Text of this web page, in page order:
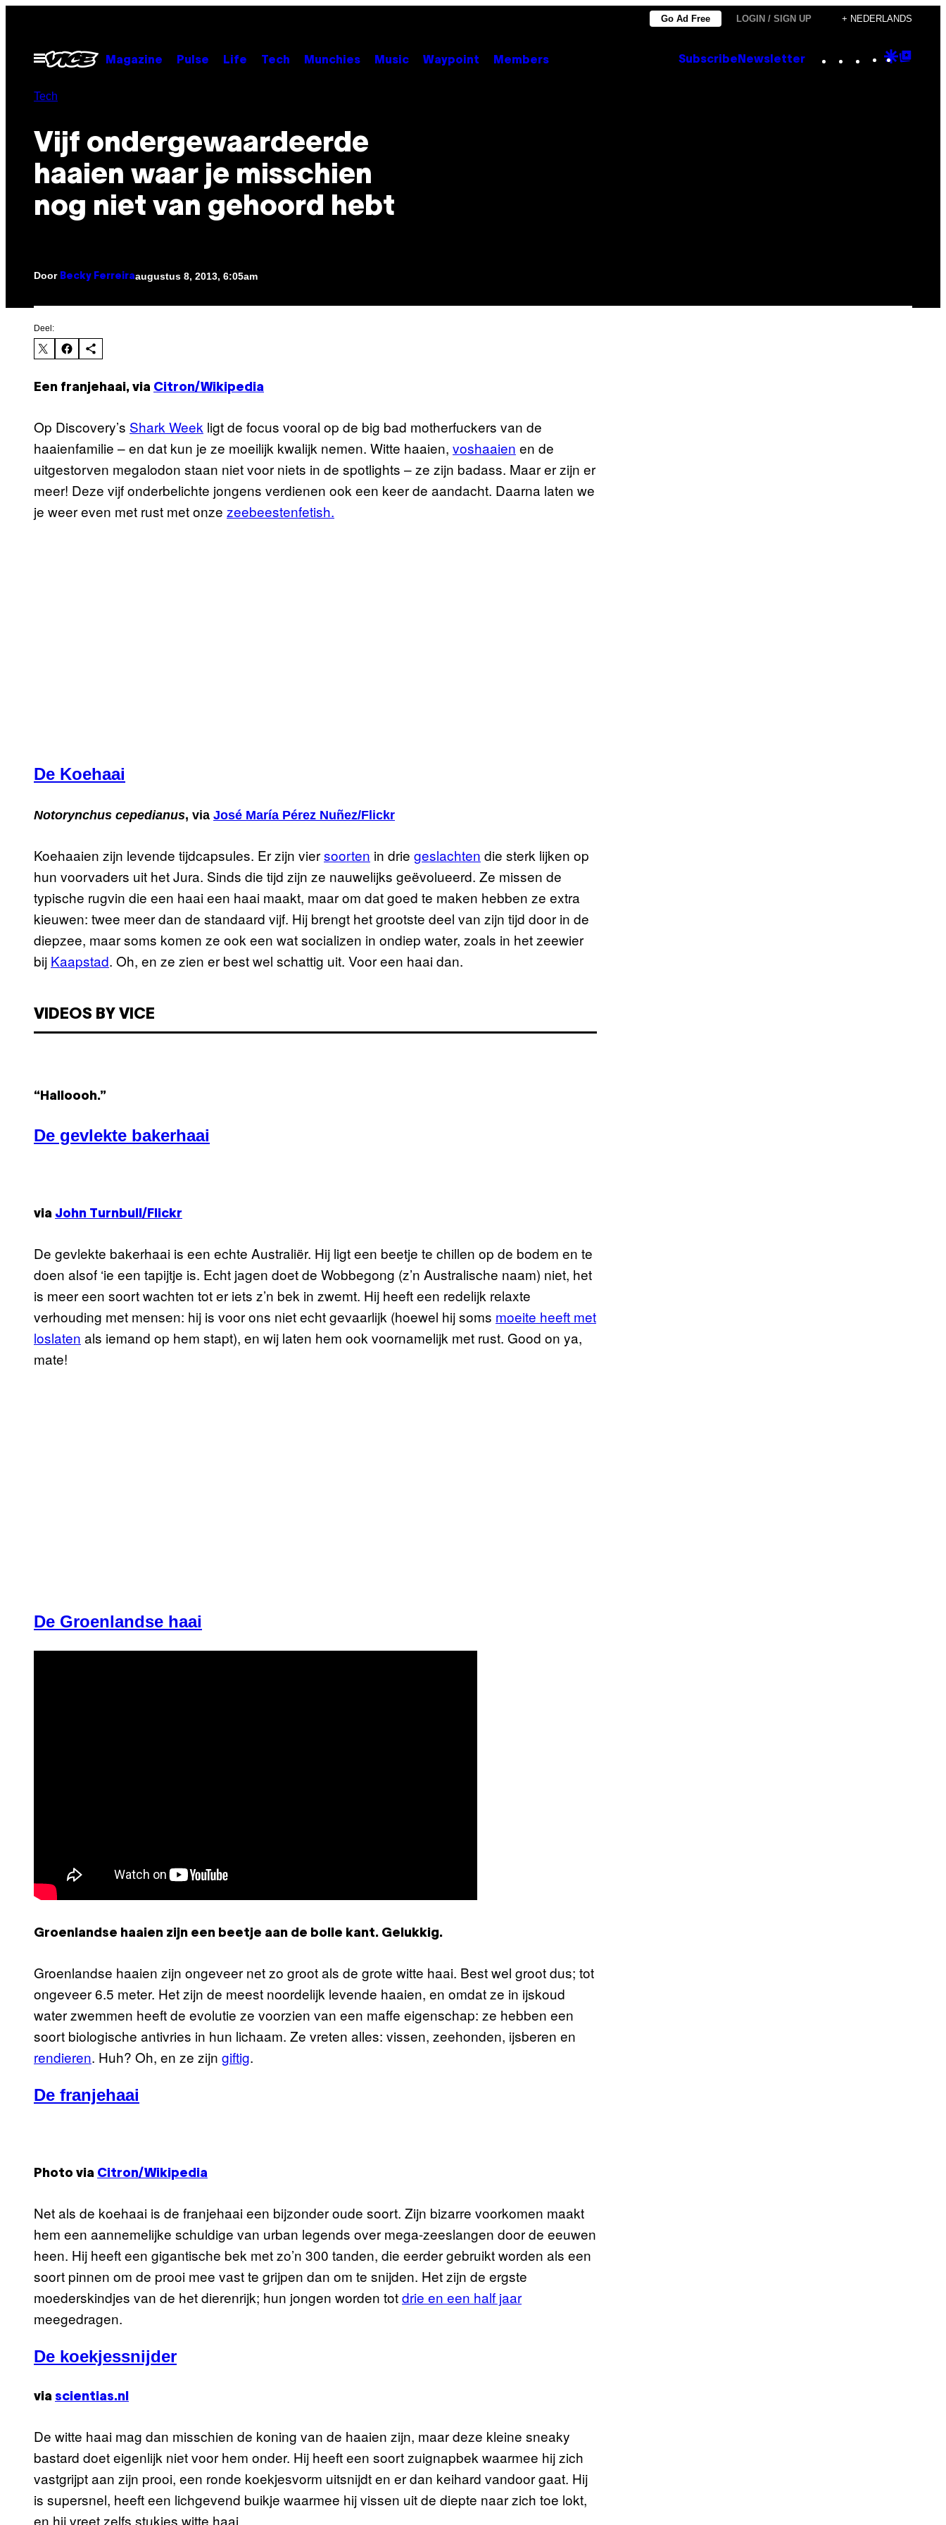
Go Ad Free LOGIN / SIGN UP + NEDERLANDS
Open
menu
Magazine Pulse Life Tech Munchies Music Waypoint Members Subscribe Newsletter Instagram
TikTok
YouTube
Google
Tech
Vijf ondergewaardeerde
haaien waar je misschien
nog niet van gehoord hebt
Door Becky Ferreiraaugustus 8, 2013, 6:05am
Deel:
Een franjehaai, via Citron/Wikipedia
Op Discovery’s Shark Week ligt de focus vooral op de big bad motherfuckers van de
haaienfamilie – en dat kun je ze moeilijk kwalijk nemen. Witte haaien, voshaaien en de
uitgestorven megalodon staan niet voor niets in de spotlights – ze zijn badass. Maar er zijn er
meer! Deze vijf onderbelichte jongens verdienen ook een keer de aandacht. Daarna laten we
je weer even met rust met onze zeebeestenfetish.
De Koehaai
Notorynchus cepedianus, via José María Pérez Nuñez/Flickr
Koehaaien zijn levende tijdcapsules. Er zijn viersoorten in drie geslachten die sterk lijken op
hun voorvaders uit het Jura. Sinds die tijd zijn ze nauwelijks geëvolueerd. Ze missen de
typische rugvin die een haai een haai maakt, maar om dat goed te maken hebben ze extra
kieuwen: twee meer dan de standaard vijf. Hij brengt het grootste deel van zijn tijd door in de
diepzee, maar soms komen ze ook een wat socializen in ondiep water, zoals in het zeewier
bij Kaapstad. Oh, en ze zien er best wel schattig uit. Voor een haai dan.
VIDEOS BY VICE
“Halloooh.”
De gevlekte bakerhaai
via John Turnbull/Flickr
De gevlekte bakerhaai is een echte Australiër. Hij ligt een beetje te chillen op de bodem en te
doen alsof ‘ie een tapijtje is. Echt jagen doet de Wobbegong (z’n Australische naam) niet, het
is meer een soort wachten tot er iets z’n bek in zwemt. Hij heeft een redelijk relaxte
verhouding met mensen: hij is voor ons niet echt gevaarlijk (hoewel hij soms moeite heeft met
loslaten als iemand op hem stapt), en wij laten hem ook voornamelijk met rust. Good on ya,
mate!
De Groenlandse haai
Groenlandse haaien zijn een beetje aan de bolle kant. Gelukkig.
Groenlandse haaien zijn ongeveer net zo groot als de grote witte haai. Best wel groot dus; tot
ongeveer 6.5 meter. Het zijn de meest noordelijk levende haaien, en omdat ze in ijskoud
water zwemmen heeft de evolutie ze voorzien van een maffe eigenschap: ze hebben een
soort biologische antivries in hun lichaam. Ze vreten alles: vissen, zeehonden, ijsberen en
rendieren. Huh? Oh, en ze zijn giftig.
De franjehaai
Photo via Citron/Wikipedia
Net als de koehaai is de franjehaai een bijzonder oude soort. Zijn bizarre voorkomen maakt
hem een aannemelijke schuldige van urban legends over mega-zeeslangen door de eeuwen
heen. Hij heeft een gigantische bek met zo’n 300 tanden, die eerder gebruikt worden als een
soort pinnen om de prooi mee vast te grijpen dan om te snijden. Het zijn de ergste
moederskindjes van de het dierenrijk; hun jongen worden totdrie en een half jaar
meegedragen.
De koekjessnijder
via scientias.nl
De witte haai mag dan misschien de koning van de haaien zijn, maar deze kleine sneaky
bastard doet eigenlijk niet voor hem onder. Hij heeft een soort zuignapbek waarmee hij zich
vastgrijpt aan zijn prooi, een ronde koekjesvorm uitsnijdt en er dan keihard vandoor gaat. Hij
is supersnel, heeft een lichgevend buikje waarmee hij vissen uit de diepte naar zich toe lokt,
en hij vreet zelfs stukjes witte haai.